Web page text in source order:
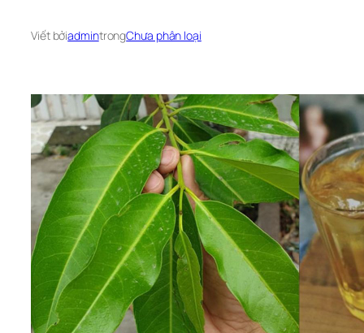
Viết bởiadmintrongChưa phân loại